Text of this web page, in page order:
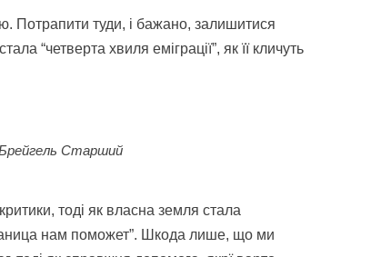
Потрапити туди, і бажано, залишитися
“четверта хвиля еміграції”, як її кличуть
Брейгель Старший
тоді як власна земля стала
нам поможет”. Шкода лише, що ми